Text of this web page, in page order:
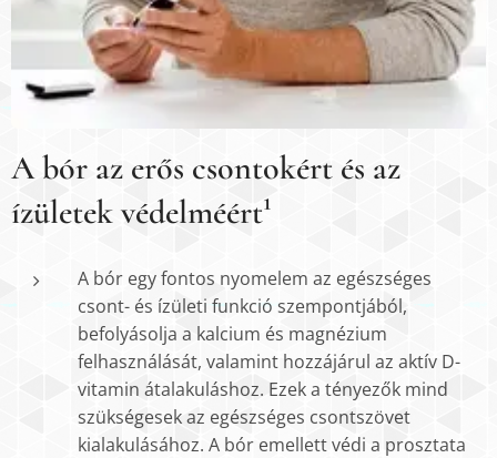
A bór az erős csontokért és az
ízületek védelméért¹
A bór egy fontos nyomelem az egészséges
csont- és ízületi funkció szempontjából,
befolyásolja a kalcium és magnézium
felhasználását, valamint hozzájárul az aktív D-
vitamin átalakuláshoz. Ezek a tényezők mind
szükségesek az egészséges csontszövet
kialakulásához. A bór emellett védi a prosztata